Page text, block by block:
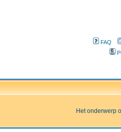
FAQ
Het onderwerp